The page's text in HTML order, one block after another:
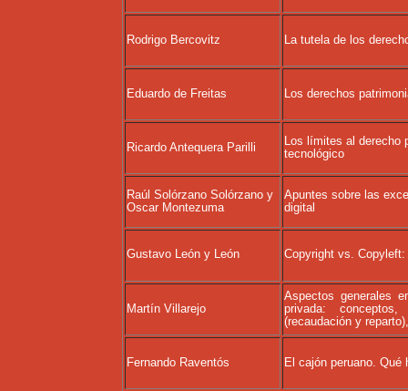
Rodrigo Bercovitz La tutela de los
Eduardo de Freitas Los derechos
Ricardo Antequera Parilli
Los límites al derecho
tecnológico
Raúl Solórzano Solórzano y
Oscar Montezuma
Apuntes sobre las
digital
Gustavo León y León Copyright vs.
Martín Villarejo
Aspectos generales
privada:
(recaudación y
Fernando Raventós El cajón peruano. Qué